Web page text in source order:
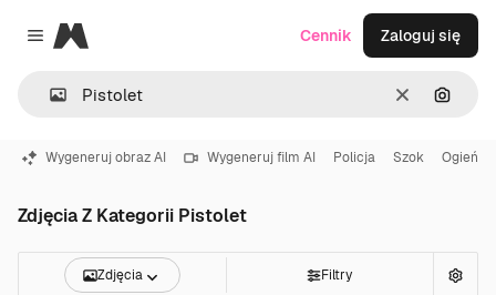
Close menu
Magnific
WyczyśćSzukaj
Cennik Zaloguj się
Wygeneruj obraz AI Wygeneruj film AI Policja Szok Ogień
Zdjęcia Z Kategorii Pistolet
Zdjęcia Filtry